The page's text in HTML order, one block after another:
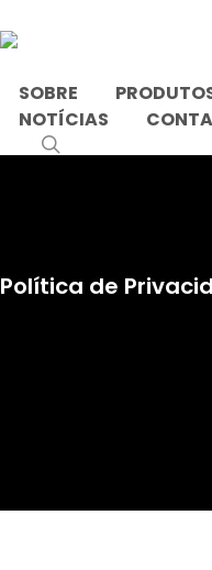
to
content
SOBRE
NOTÍCIAS
Política de